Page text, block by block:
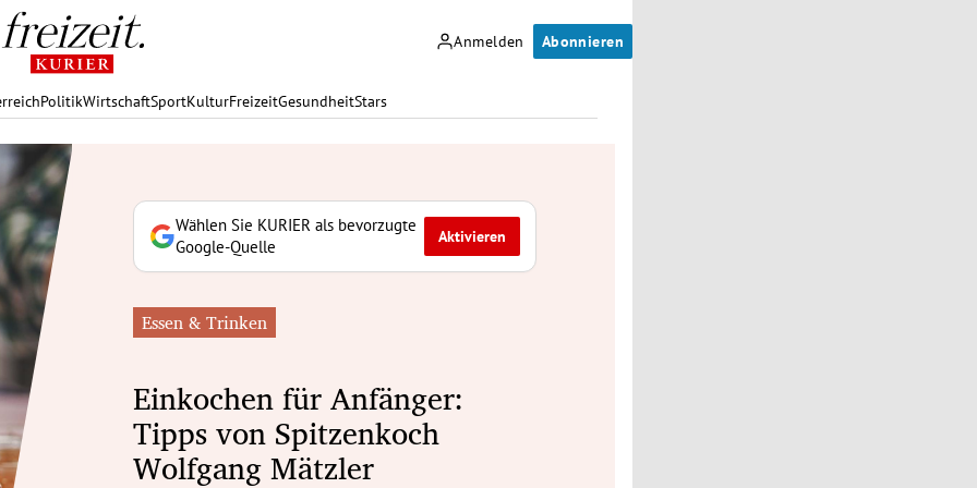
Anmelden Abonnieren
PolitikWirtschaftSportKulturFreizeitGesundheitStars
Wählen Sie KURIER als bevorzugte
Google-Quelle
Aktivieren
Essen & Trinken
Einkochen für Anfänger:
Tipps von Spitzenkoch
Wolfgang Mätzler